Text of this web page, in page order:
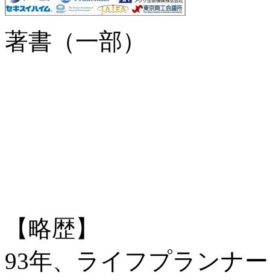
著書（一部）
【略歴】
93年、ライフプランナ